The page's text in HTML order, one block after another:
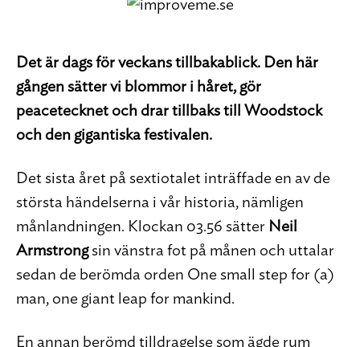
Det är dags för veckans tillbakablick. Den här
gången sätter vi blommor i håret, gör
peacetecknet och drar tillbaks till Woodstock
och den gigantiska festivalen.
Det sista året på sextiotalet inträffade en av de
största händelserna i vår historia, nämligen
månlandningen. Klockan 03.56 sätter Neil
Armstrongsin vänstra fot på månen och uttalar
sedan de berömda orden One small step for (a)
man, one giant leap for mankind.
En annan berömd tilldragelse som ägde rum